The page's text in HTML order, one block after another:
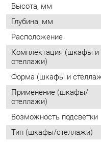
Форма (шкафы и стеллажи)
Применение (шкафы/
стеллажи)
Возможность подсветки
Тип (шкафы/стеллажи)
Двери
Фасад
Количество дверей
Шкаф-купе
Доводчики